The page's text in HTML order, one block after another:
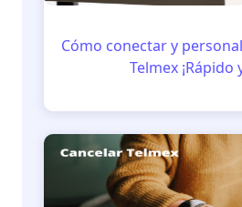
Cómo conectar y
Telmex ¡Rápido